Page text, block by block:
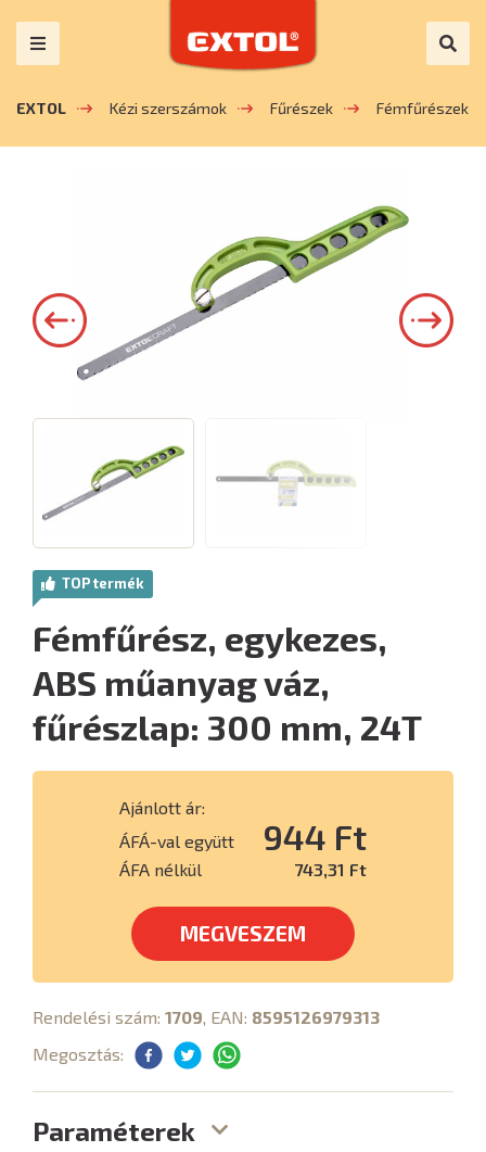
EXTOL Kézi szerszámok Fűrészek Fémfűrészek
TOP termék
Fémfűrész, egykezes,
ABS műanyag váz,
fűrészlap: 300 mm, 24T
Ajánlott ár:
ÁFÁ-val együtt
944 Ft
ÁFA nélkül 743,31 Ft
MEGVESZEM
Rendelési szám: 1709 , EAN: 8595126979313
Megosztás:
Paraméterek